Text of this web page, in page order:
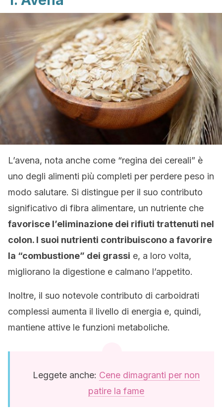
L’avena, nota anche come “regina dei cereali” è
uno degli alimenti più completi per perdere peso in
modo salutare. Si distingue per il suo contributo
significativo di fibra alimentare, un nutriente che
favorisce l’eliminazione dei rifiuti trattenuti nel
colon. I suoi nutrienti contribuiscono a favorire
la “combustione” dei grassi e, a loro volta,
migliorano la digestione e calmano l’appetito.
Inoltre, il suo notevole contributo di carboidrati
complessi aumenta il livello di energia e, quindi,
mantiene attive le funzioni metaboliche.
Leggete anche: Cene dimagranti per non
patire la fame